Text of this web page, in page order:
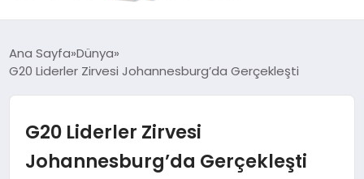
ANA SAYFA
İZMIR HABERLERI
Ana Sayfa Dünya
G20 Liderler Zirvesi Johannesburg’da Gerçekleşti
G20 Liderler Zirvesi
Johannesburg’da Gerçekleşti